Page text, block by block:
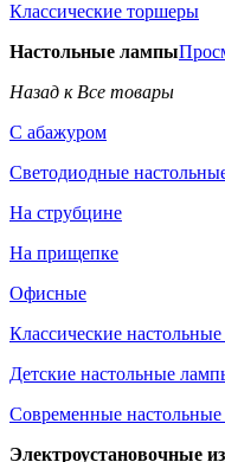
Классические торшеры
Настольные лампы
Назад к Все товары
С абажуром
Светодиодные
На струбцине
На прищепке
Офисные
Классические
Детские настольные
Современные
Электроустановочные